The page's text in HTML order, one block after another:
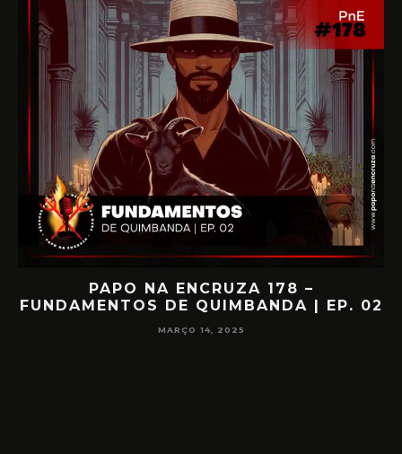
PAPO NA ENCRUZA 178 –
FUNDAMENTOS DE QUIMBANDA | EP. 02
MARÇO 14, 2025